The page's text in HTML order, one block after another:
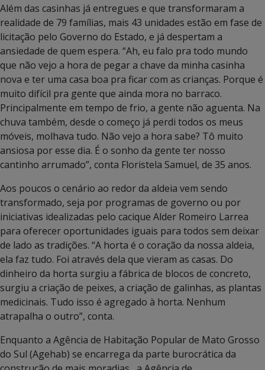
Além das casinhas já entregues e que transformaram a
realidade de 79 famílias, mais 43 unidades estão em fase de
licitação pelo Governo do Estado, e já despertam a
ansiedade de quem espera. “Ah, eu falo pra todo mundo
que não vejo a hora de pegar a chave da minha casinha
nova e ter uma casa boa pra ficar com as crianças. Porque é
muito difícil pra gente que ainda mora no barraco.
Principalmente em tempo de frio, a gente não aguenta. Na
chuva também, desde o começo já perdi todos os meus
móveis, molhava tudo. Não vejo a hora sabe? Tô muito
ansiosa por esse dia. É o sonho da gente ter nosso
cantinho arrumado”, conta Floristela Samuel, de 35 anos.
Aos poucos o cenário ao redor da aldeia vem sendo
transformado, seja por programas de governo ou por
iniciativas idealizadas pelo cacique Alder Romeiro Larrea
para oferecer oportunidades iguais para todos sem deixar
de lado as tradições. “A horta é o coração da nossa aldeia,
ela faz tudo. Foi através dela que vieram as casas. Do
dinheiro da horta surgiu a fábrica de blocos de concreto,
surgiu a criação de peixes, a criação de galinhas, as plantas
medicinais. Tudo isso é agregado à horta. Nenhum
atrapalha o outro”, conta.
Enquanto a Agência de Habitação Popular de Mato Grosso
do Sul (Agehab) se encarrega da parte burocrática da